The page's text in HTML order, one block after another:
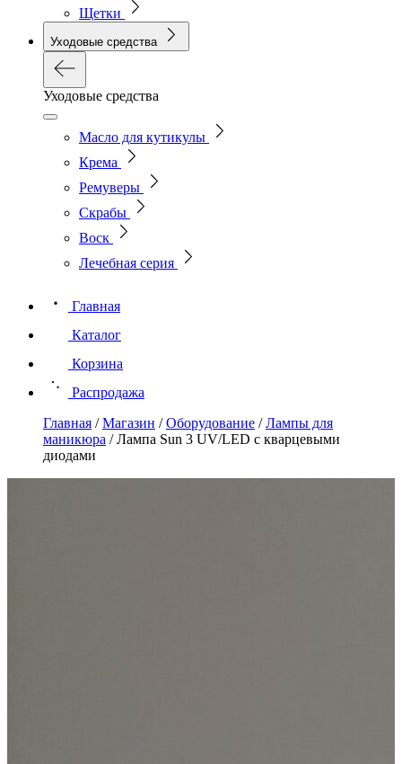
Щетки
Уходовые средства
Уходовые средства
Масло для кутикулы
Крема
Ремуверы
Скрабы
Воск
Лечебная серия
Главная
Каталог
Корзина
Распродажа
Главная /Магазин /Оборудование /Лампы для
маникюра /Лампа Sun 3 UV/LED с кварцевыми
диодами